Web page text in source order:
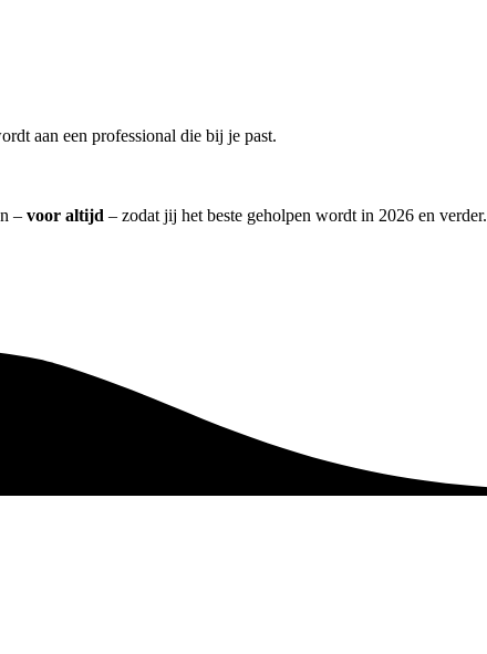
aan een professional die bij je past.
– voor altijd – zodat jij het beste geholpen wordt in 2026 en verder.